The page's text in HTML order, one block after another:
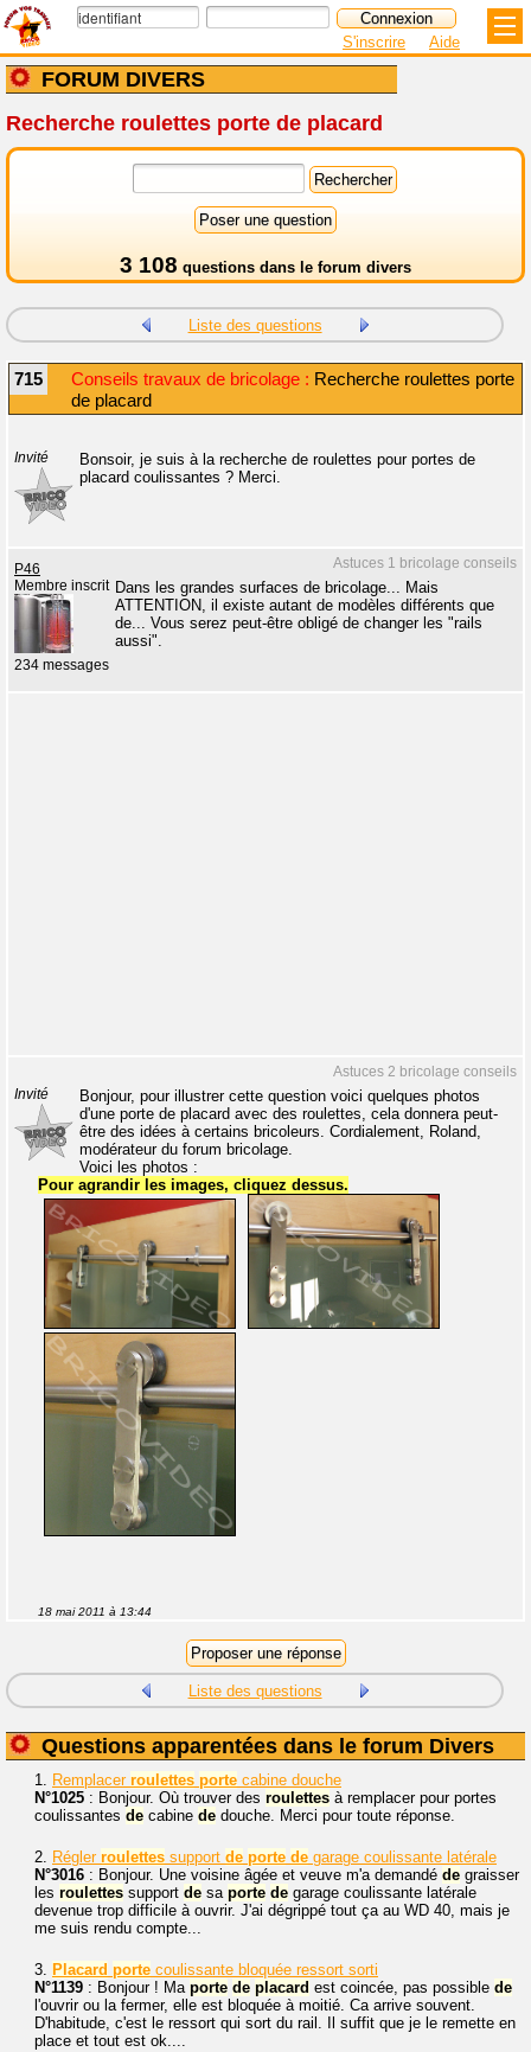
FORUM DIVERS
S'inscrire Aide
Recherche roulettes porte de placard
3 108 questions dans le forum divers
Liste des questions
715 Conseils travaux de bricolage : Recherche roulettes porte
de placard
Invité
Bonsoir, je suis à la recherche de roulettes pour portes de
placard coulissantes ? Merci.
Astuces 1 bricolage conseils
P46
Membre inscrit
234 messages
Dans les grandes surfaces de bricolage... Mais
ATTENTION, il existe autant de modèles différents que
de... Vous serez peut-être obligé de changer les "rails
aussi".
Astuces 2 bricolage conseils
Invité
Bonjour, pour illustrer cette question voici quelques photos
d'une porte de placard avec des roulettes, cela donnera peut-
être des idées à certains bricoleurs. Cordialement, Roland,
modérateur du forum bricolage.
Voici les photos :
Pour agrandir les images, cliquez dessus.
18 mai 2011 à 13:44
Liste des questions
Questions apparentées dans le forum Divers
1. Remplacer roulettes porte cabine douche
N°1025 : Bonjour. Où trouver des roulettes à remplacer pour portes
coulissantes de cabine de douche. Merci pour toute réponse.
2. Régler roulettes support de porte de garage coulissante latérale
N°3016 : Bonjour. Une voisine âgée et veuve m'a demandé de graisser
les roulettes support de sa porte de garage coulissante latérale
devenue trop difficile à ouvrir. J'ai dégrippé tout ça au WD 40, mais je
me suis rendu compte...
3. Placard porte coulissante bloquée ressort sorti
N°1139 : Bonjour ! Ma porte de placard est coincée, pas possible de
l'ouvrir ou la fermer, elle est bloquée à moitié. Ca arrive souvent.
D'habitude, c'est le ressort qui sort du rail. Il suffit que je le remette en
place et tout est ok....